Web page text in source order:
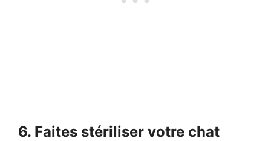
6. Faites stériliser votre chat